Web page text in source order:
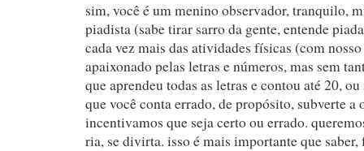
sim, você é um menino observador, tranquilo,
piadista (sabe tirar sarro da gente, entende
cada vez mais das atividades físicas (com
apaixonado pelas letras e números, mas sem
que aprendeu todas as letras e contou até 20,
que você conta errado, de propósito, subverte a
incentivamos que seja certo ou errado.
ria, se divirta. isso é mais importante que saber,